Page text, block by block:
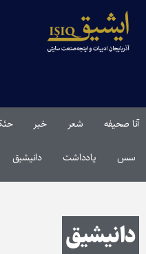
آنا صحیفه شعر خبر
سس یادداشت دانیشیق
دانیشیق